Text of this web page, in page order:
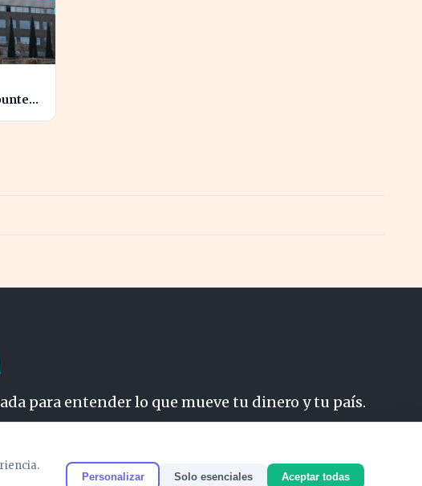
para entender lo que mueve tu dinero y tu país.
Personalizar Solo esenciales Aceptar todas